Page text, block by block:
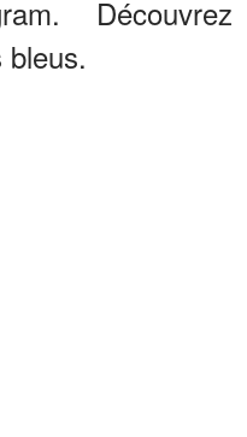
Découvrez